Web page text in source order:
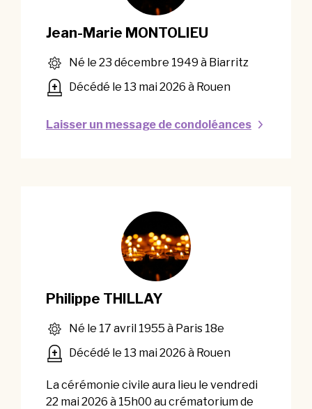
Jean-Marie MONTOLIEU
Né le 23 décembre 1949 à Biarritz
Décédé le 13 mai 2026 à Rouen
Laisser un message de condoléances
Philippe THILLAY
Né le 17 avril 1955 à Paris 18e
Décédé le 13 mai 2026 à Rouen
La cérémonie civile aura lieu le vendredi
22 mai 2026 à 15h00 au crématorium de